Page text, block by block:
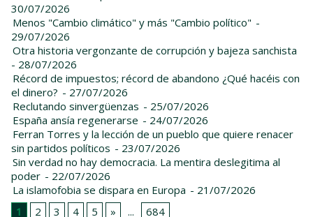
30/07/2026
Menos "Cambio climático" y más "Cambio político" -
29/07/2026
Otra historia vergonzante de corrupción y bajeza sanchista
- 28/07/2026
Récord de impuestos; récord de abandono ¿Qué hacéis con
el dinero? - 27/07/2026
Reclutando sinvergüenzas - 25/07/2026
España ansía regenerarse - 24/07/2026
Ferran Torres y la lección de un pueblo que quiere renacer
sin partidos políticos - 23/07/2026
Sin verdad no hay democracia. La mentira deslegitima al
poder - 22/07/2026
La islamofobia se dispara en Europa - 21/07/2026
1
2 3 4 5 » ... 684